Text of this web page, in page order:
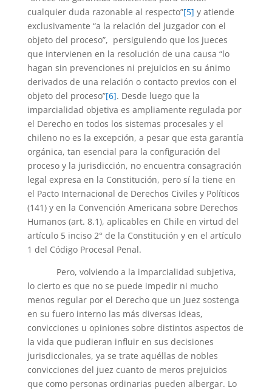
cualquier duda razonable al respecto”[5] y atiende
exclusivamente “a la relación del juzgador con el
objeto del proceso”, persiguiendo que los jueces
que intervienen en la resolución de una causa “lo
hagan sin prevenciones ni prejuicios en su ánimo
derivados de una relación o contacto previos con el
objeto del proceso”[6]. Desde luego que la
imparcialidad objetiva es ampliamente regulada por
el Derecho en todos los sistemas procesales y el
chileno no es la excepción, a pesar que esta garantía
orgánica, tan esencial para la configuración del
proceso y la jurisdicción, no encuentra consagración
legal expresa en la Constitución, pero sí la tiene en
el Pacto Internacional de Derechos Civiles y Políticos
(141) y en la Convención Americana sobre Derechos
Humanos (art. 8.1), aplicables en Chile en virtud del
artículo 5 inciso 2° de la Constitución y en el artículo
1 del Código Procesal Penal.
Pero, volviendo a la imparcialidad subjetiva,
lo cierto es que no se puede impedir ni mucho
menos regular por el Derecho que un Juez sostenga
en su fuero interno las más diversas ideas,
convicciones u opiniones sobre distintos aspectos de
la vida que pudieran influir en sus decisiones
jurisdiccionales, ya se trate aquéllas de nobles
convicciones del juez cuanto de meros prejuicios
que como personas ordinarias pueden albergar. Lo